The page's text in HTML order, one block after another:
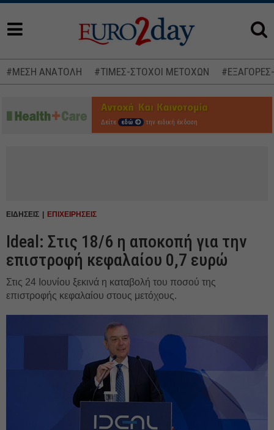
#ΜΕΣΗ ΑΝΑΤΟΛΗ #ΤΙΜΕΣ-ΣΤΟΧΟΙ ΜΕΤΟΧΩΝ
Δείτε εδώ την ειδική έκδοση
ΕΙΔΗΣΕΙΣ ΕΠΙΧΕΙΡΗΣΕΙΣ
Ideal: Στις 18/6 η αποκοπή για την
επιστροφή κεφαλαίου 0,7 ευρώ
Στις 24 Ιουνίου ξεκινά η καταβολή του ποσού της
επιστροφής κεφαλαίου στους μετόχους.